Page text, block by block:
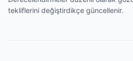
tekliflerini değiştirdikçe güncellenir.